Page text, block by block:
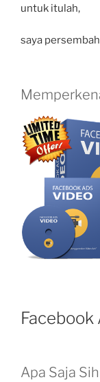
untuk itulah,
saya
Facebook
Apa Saja